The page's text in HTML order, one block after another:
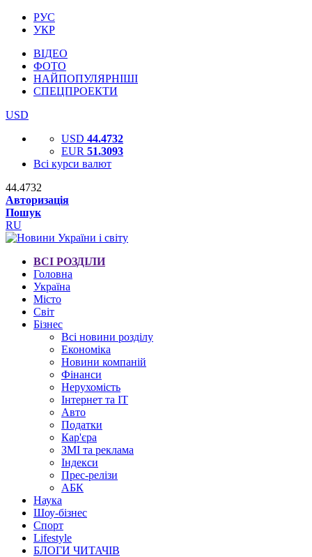
РУС
УКР
ВІДЕО
ФОТО
НАЙПОПУЛЯРНІШІ
СПЕЦПРОЕКТИ
USD
USD 44.4732
EUR 51.3093
Всі курси валют
44.4732
Авторизація
Пошук
RU
ВСІ РОЗДІЛИ
Головна
Україна
Місто
Світ
Бізнес
Всі новини розділу
Економіка
Новини компаній
Фінанси
Нерухомість
Інтернет та IT
Авто
Податки
Кар'єра
ЗМІ та реклама
Індекси
Прес-релізи
АБК
Наука
Шоу-бізнес
Спорт
Lifestyle
БЛОГИ ЧИТАЧІВ